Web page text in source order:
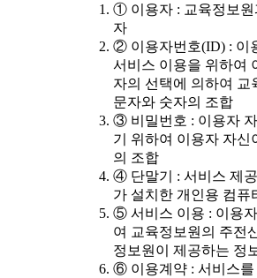
① 이용자 : 교육정보
자
② 이용자번호(ID) : 이
서비스 이용을 위하여
자의 선택에 의하여 교
문자와 숫자의 조합
③ 비밀번호 : 이용자
기 위하여 이용자 자신
의 조합
④ 단말기 : 서비스 제
가 설치한 개인용 컴퓨
⑤ 서비스 이용 : 이용
여 교육정보원의 주전
정보원이 제공하는 정
⑥ 이용계약 : 서비스를